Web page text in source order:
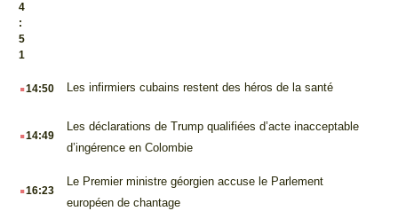
4
:
5
1
.14:50 Les infirmiers cubains restent des héros de la santé
.14:49
Les déclarations de Trump qualifiées d’acte inacceptable
d’ingérence en Colombie
.16:23
Le Premier ministre géorgien accuse le Parlement
européen de chantage